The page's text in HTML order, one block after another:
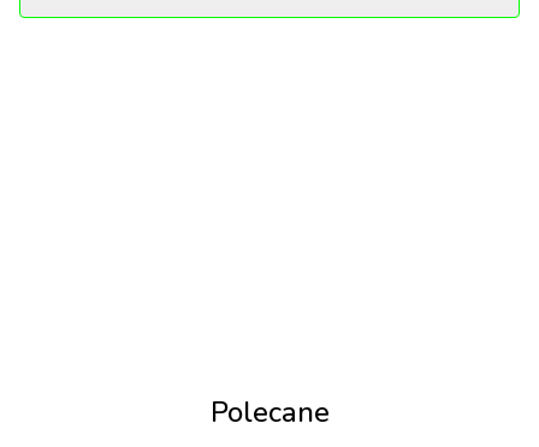
tematu in vitro i wepsrzeć kobiety, które w tej
Polecane